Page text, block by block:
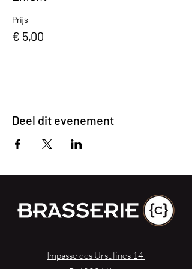
Prijs
€ 5,00
Deel dit evenement
Impasse des Ursulines 14